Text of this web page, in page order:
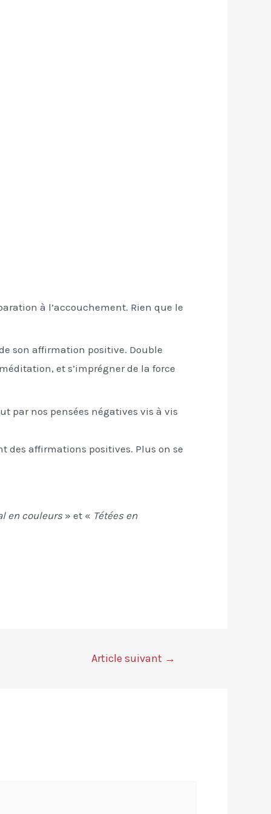
à l’accouchement. Rien que le
son affirmation positive. Double
et s’imprégner de la force
par nos pensées négatives vis à vis
des affirmations positives. Plus on se
en couleurs » et « Tétées en
Article suivant →